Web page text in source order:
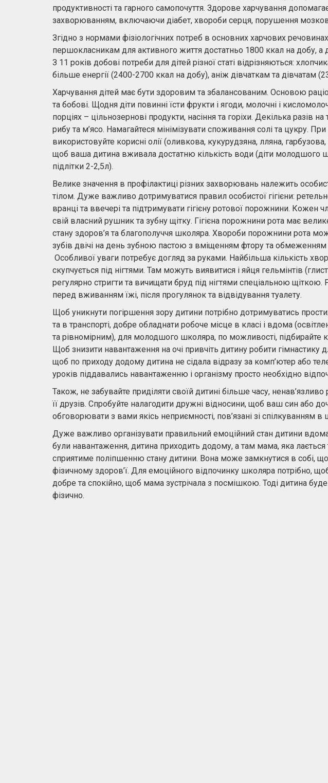
продуктивності та гарного самопочуття. Здорове харчування
захворюванням, включаючи діабет, хвороби серця, порушення
Згідно з нормами фізіологічних потреб в основних харчових
першокласникам для активного життя достатньо 1800 ккал на добу, а
З 11 років добові потреби для дітей різної статі відрізняються:
більше енергії (2400-2700 ккал на добу), аніж дівчаткам та дівчатам
Харчування дітей має бути здоровим та збалансованим. Основою
та бобові. Щодня діти повинні їсти фрукти і ягоди, молочні і
порціях – цільнозернові продукти, насіння та горіхи. Декілька разів
рибу та м’ясо. Намагайтеся мінімізувати споживання солі та цукру. При
використовуйте корисні олії (оливкова, кукурудзяна, лляна,
щоб ваша дитина вживала достатню кількість води (діти молодшого
підлітки 2-2,5л).
Велике значення в профілактиці різних захворювань належить
тілом. Дуже важливо дотримуватися правил особистої гігієни:
вранці та ввечері та підтримувати гігієну ротової порожнини. Кожен
свій власний рушник та зубну щітку. Гігієна порожнини рота має
стану здоров’я та благополуччя школяра. Хвороби порожнини рота
зубів двічі на день зубною пастою з вміщенням фтору та
Особливої ​​уваги потребує догляд за руками. Найбільша кількість
скупчується під нігтями. Там можуть виявитися і яйця гельмінтів
регулярно стригти та вичищати бруд під нігтями спеціальною щіткою.
перед вживанням їжі, після прогулянок та відвідування туалету.
Щоб уникнути погіршення зору дитини потрібно дотримуватись
та в транспорті, добре обладнати робоче місце в класі і вдома
та рівномірним), для молодшого школяра, по можливості,
Щоб знизити навантаження на очі привчіть дитину робити
щоб по приходу додому дитина не сідала відразу за комп’ютер або
уроків піддавались навантаженню і організму просто необхідно
Також, не забувайте приділяти своїй дитині більше часу,
її друзів. Спробуйте налагодити дружні відносини, щоб ваш син або
обговорювати з вами якісь неприємності, пов’язані зі спілкуванням в
Дуже важливо організувати правильний емоційний стан дитини
були навантаження, дитина приходить додому, а там мама, яка
сприятиме поліпшенню стану дитини. Вона може замкнутися в собі, що
фізичному здоров’ї. Для емоційного відпочинку школяра потрібно,
добре та спокійно, щоб мама зустрічала з посмішкою. Тоді дитина буде
фізично.